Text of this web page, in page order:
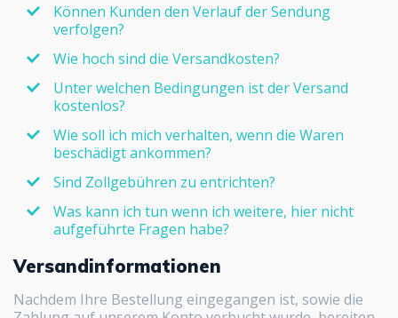
Können Kunden den Verlauf der Sendung
verfolgen?
Wie hoch sind die Versandkosten?
Unter welchen Bedingungen ist der Versand
kostenlos?
Wie soll ich mich verhalten, wenn die Waren
beschädigt ankommen?
Sind Zollgebühren zu entrichten?
Was kann ich tun wenn ich weitere, hier nicht
aufgeführte Fragen habe?
Versandinformationen
Nachdem Ihre Bestellung eingegangen ist, sowie die